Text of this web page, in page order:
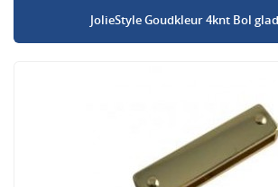
JolieStyle Goudkleur 4knt Bol